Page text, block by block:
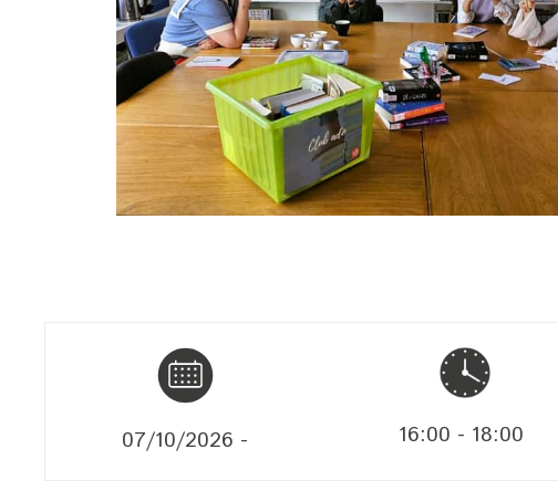
07/10/2026 - 16:00 - 18:00